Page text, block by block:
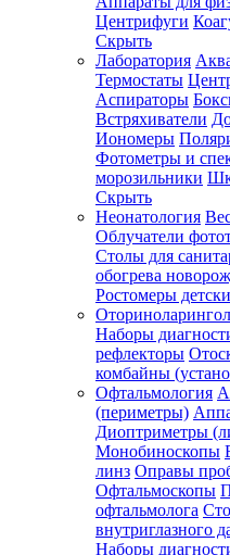
Центрифуги
Скрыть
Лаборатория
Термостаты
Аспираторы
Встряхиватели
Иономеры
Фотометры и
морозильники
Скрыть
Неонатология
Облучатели
Столы для
обогрева
Ростомеры
Наборы
рефлекторы
комбайны
Офтальмология
(периметры)
Диоптриметры
Монобиноскопы
линз Оправы
Офтальмоскопы
офтальмолога
внутриглазного
Наборы